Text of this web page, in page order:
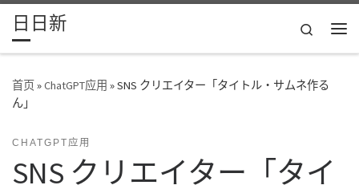
Skip to content
日日新
Search
首页»ChatGPT应用 »SNS クリエイター「タイトル・サムネ作る
ん」
CHATGPT应用
SNS クリエイター「タイ